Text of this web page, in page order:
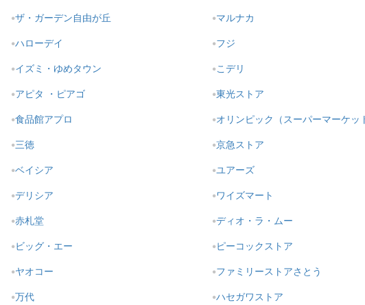
ザ・ガーデン自由が丘
マルナカ
ハローデイ
フジ
イズミ・ゆめタウン
こデリ
アピタ ・ピアゴ
東光ストア
食品館アプロ
オリンピック（スーパーマーケッ
三徳
京急ストア
ベイシア
ユアーズ
デリシア
ワイズマート
赤札堂
ディオ・ラ・ムー
ビッグ・エー
ピーコックストア
ヤオコー
ファミリーストアさとう
万代
ハセガワストア